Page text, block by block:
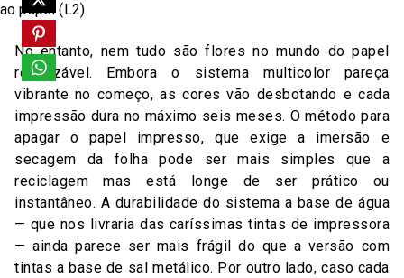
ao papel (L2)
No entanto, nem tudo são flores no mundo do papel
reutilizável. Embora o sistema multicolor pareça
vibrante no começo, as cores vão desbotando e cada
impressão dura no máximo seis meses. O método para
apagar o papel impresso, que exige a imersão e
secagem da folha pode ser mais simples que a
reciclagem mas está longe de ser prático ou
instantâneo. A durabilidade do sistema a base de água
— que nos livraria das caríssimas tintas de impressora
— ainda parece ser mais frágil do que a versão com
tintas a base de sal metálico. Por outro lado, caso cada